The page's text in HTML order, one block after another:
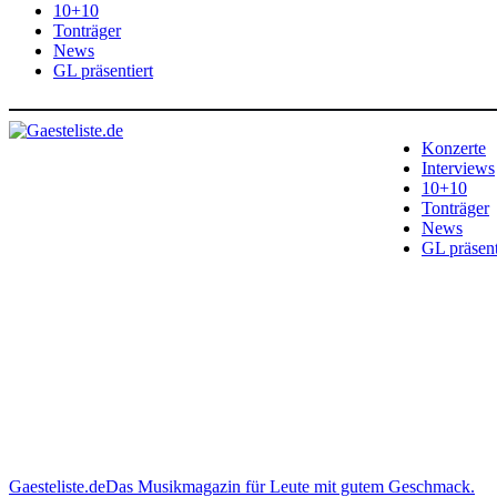
10+10
Tonträger
News
GL präsentiert
Konzerte
Interviews
10+10
Tonträger
News
GL
Gaesteliste.deDas Musikmagazin für Leute mit gutem Geschmack.